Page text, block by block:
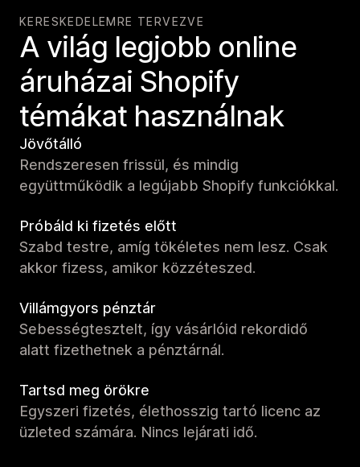
KERESKEDELEMRE TERVEZVE
A világ legjobb online
áruházai Shopify
témákat használnak
Jövőtálló
Rendszeresen frissül, és mindig
együttműködik a legújabb Shopify funkciókkal.
Próbáld ki fizetés előtt
Szabd testre, amíg tökéletes nem lesz. Csak
akkor fizess, amikor közzéteszed.
Villámgyors pénztár
Sebességtesztelt, így vásárlóid rekordidő
alatt fizethetnek a pénztárnál.
Tartsd meg örökre
Egyszeri fizetés, élethosszig tartó licenc az
üzleted számára. Nincs lejárati idő.